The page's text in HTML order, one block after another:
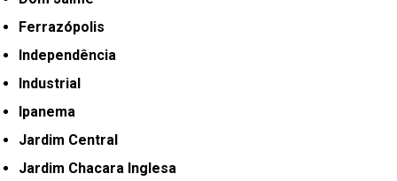
Ferrazópolis
Independência
Industrial
Ipanema
Jardim Central
Jardim Chacara Inglesa